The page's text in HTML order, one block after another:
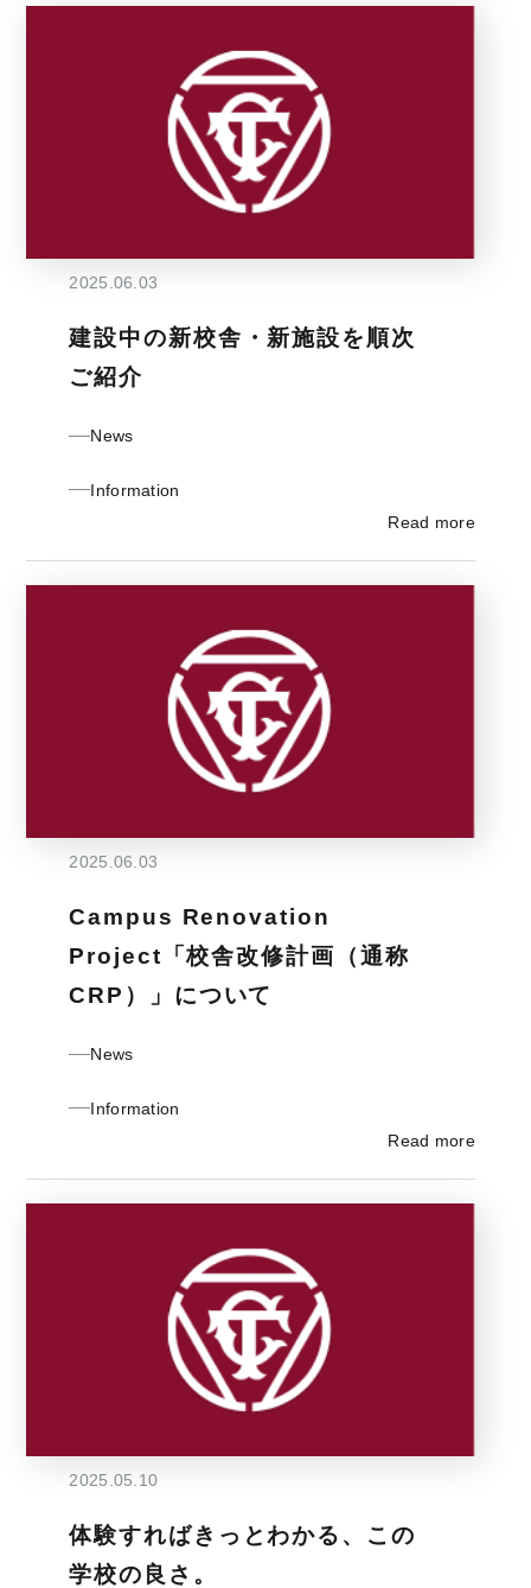
2025.06.03
建設中の新校舎・新施設を順次
ご紹介
News
Information
Read more
2025.06.03
Campus Renovation
Project「校舎改修計画（通称
CRP）」について
News
Information
Read more
2025.05.10
体験すればきっとわかる、この
学校の良さ。